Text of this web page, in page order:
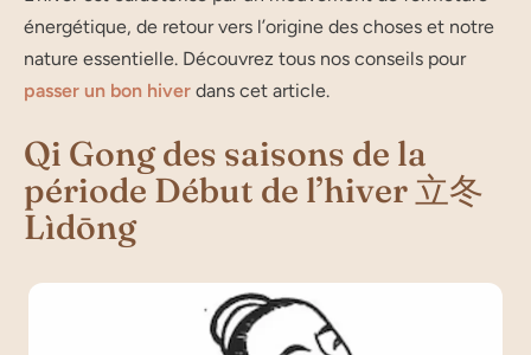
éner­gé­tique, de retour vers l’origine des choses et notre
nature essen­tielle. Décou­vrez tous nos conseils pour
pas­ser un bon hiver dans cet article.
Qi Gong des saisons de la
période Début de l’hiver 立冬
Lìdōng